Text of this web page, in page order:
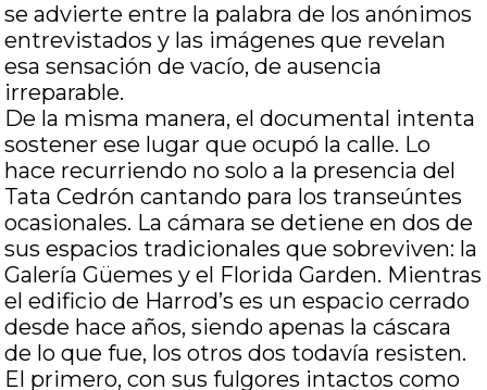
se advierte entre la palabra de los anónimos
entrevistados y las imágenes que revelan
esa sensación de vacío, de ausencia
irreparable.
De la misma manera, el documental intenta
sostener ese lugar que ocupó la calle. Lo
hace recurriendo no solo a la presencia del
Tata Cedrón cantando para los transeúntes
ocasionales. La cámara se detiene en dos de
sus espacios tradicionales que sobreviven: la
Galería Güemes y el Florida Garden. Mientras
el edificio de Harrod’s es un espacio cerrado
desde hace años, siendo apenas la cáscara
de lo que fue, los otros dos todavía resisten.
El primero, con sus fulgores intactos como